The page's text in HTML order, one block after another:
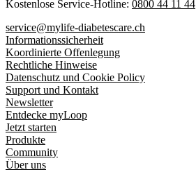
Kostenlose Service-Hotline: 0800 44 11 44
service@mylife-diabetescare.ch
Informationssicherheit
Koordinierte Offenlegung
Rechtliche Hinweise
Datenschutz und Cookie Policy
Support und Kontakt
Newsletter
Entdecke myLoop
Jetzt starten
Produkte
Community
Über uns